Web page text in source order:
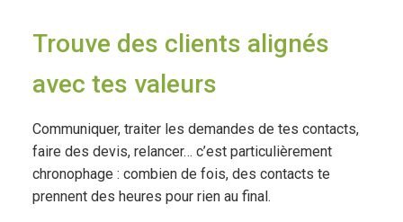
Trouve des clients alignés
avec tes valeurs
Communiquer, traiter les demandes de tes contacts,
faire des devis, relancer… c’est particulièrement
chronophage : combien de fois, des contacts te
prennent des heures pour rien au final.